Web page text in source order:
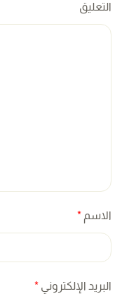
التعليق
الاسم *
البريد الإلكتروني *